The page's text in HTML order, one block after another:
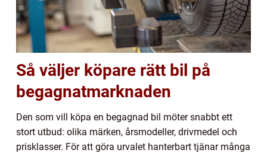
Så väljer köpare rätt bil på
begagnatmarknaden
Den som vill köpa en begagnad bil möter snabbt ett
stort utbud: olika märken, årsmodeller, drivmedel och
prisklasser. För att göra urvalet hanterbart tjänar många